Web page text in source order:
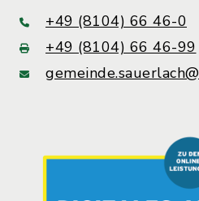
+49 (8104) 66 46-0
+49 (8104) 66 46-99